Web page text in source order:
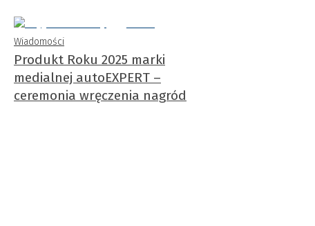
Wiadomości
Produkt Roku 2025 marki
medialnej autoEXPERT –
ceremonia wręczenia nagród